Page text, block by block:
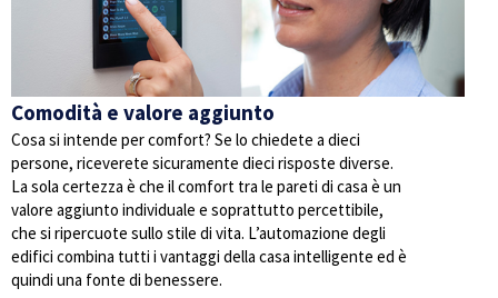
Comodità e valore aggiunto
Cosa si intende per comfort? Se lo chiedete a dieci
persone, riceverete sicuramente dieci risposte diverse.
La sola certezza è che il comfort tra le pareti di casa è un
valore aggiunto individuale e soprattutto percettibile,
che si ripercuote sullo stile di vita. L’automazione degli
edifici combina tutti i vantaggi della casa intelligente ed è
quindi una fonte di benessere.